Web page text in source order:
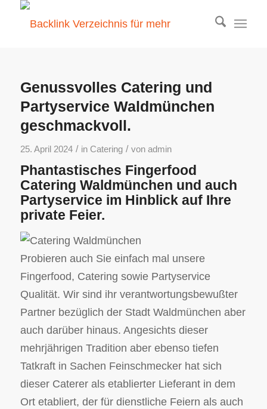
Genussvolles Catering und
Partyservice Waldmünchen
geschmackvoll.
25. April 2024 / in Catering / von admin
Phantastisches Fingerfood
Catering Waldmünchen und auch
Partyservice im Hinblick auf Ihre
private Feier.
Probieren auch Sie einfach mal unsere
Fingerfood, Catering sowie Partyservice
Qualität. Wir sind ihr verantwortungsbewußter
Partner bezüglich der Stadt Waldmünchen aber
auch darüber hinaus. Angesichts dieser
mehrjährigen Tradition aber ebenso tiefen
Tatkraft in Sachen Feinschmecker hat sich
dieser Caterer als etablierter Lieferant in dem
Ort etabliert, der für dienstliche Feiern als auch